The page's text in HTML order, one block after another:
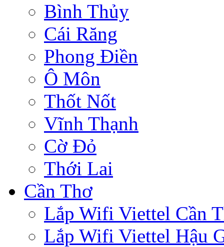
Bình Thủy
Cái Răng
Phong Điền
Ô Môn
Thốt Nốt
Vĩnh Thạnh
Cờ Đỏ
Thới Lai
Cần Thơ
Lắp Wifi Viettel Cần
Lắp Wifi Viettel Hậu